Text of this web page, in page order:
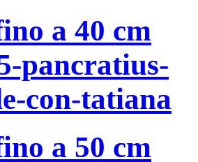
a 40 cm
a 50 cm